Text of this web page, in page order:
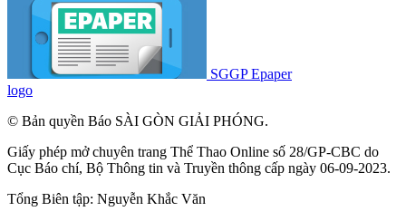
SGGP Epaper
logo
© Bản quyền Báo SÀI GÒN GIẢI PHÓNG.
Giấy phép mở chuyên trang Thể Thao Online số 28/GP-CBC do
Cục Báo chí, Bộ Thông tin và Truyền thông cấp ngày 06-09-2023.
Tổng Biên tập: Nguyễn Khắc Văn